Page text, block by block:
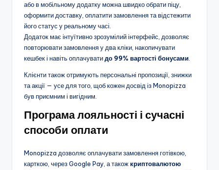
або в мобільному додатку можна швидко обрати піцу,
оформити доставку, оплатити замовлення та відстежити
його статус у реальному часі.
Додаток має інтуїтивно зрозумілий інтерфейс, дозволяє
повторювати замовлення у два кліки, накопичувати
кешбек і навіть оплачуватидо 99% вартості бонусами
Клієнти також отримують персональні пропозиції, знижки
та акції — усе для того, щоб кожен досвід із Monopizza
був приємним і вигідним.
Програма лояльності і сучасні
способи оплати
Monopizza дозволяє оплачувати замовлення готівкою,
карткою, через Google Pay, а такожкриптовалютою